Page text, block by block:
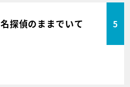
名探偵のままでいて 5